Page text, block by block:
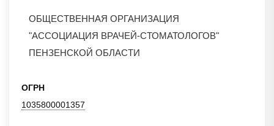
ОБЩЕСТВЕННАЯ ОРГАНИЗАЦИЯ
"АССОЦИАЦИЯ ВРАЧЕЙ-СТОМАТОЛОГОВ"
ПЕНЗЕНСКОЙ ОБЛАСТИ
ОГРН
1035800001357